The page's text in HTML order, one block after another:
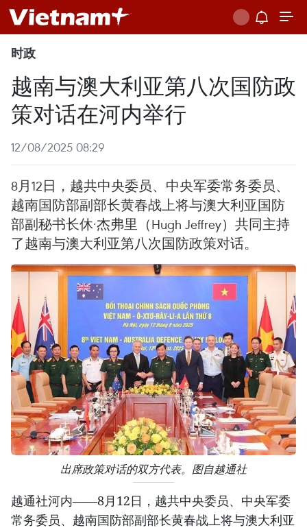
时政
越南与澳大利亚第八次国防政
策对话在河内举行
12/08/2025 08:29
8月12日，越共中央委员、中央军委常务委员、
越南国防部副部长黄春战上将与澳大利亚国防
部副秘书长休·杰弗里（Hugh Jeffrey）共同主持
了越南与澳大利亚第八次国防政策对话。
出席政策对话的双方代表。图自越通社
越通社河内——8月12日，越共中央委员、中央军委
常务委员、越南国防部副部长黄春战上将与澳大利亚